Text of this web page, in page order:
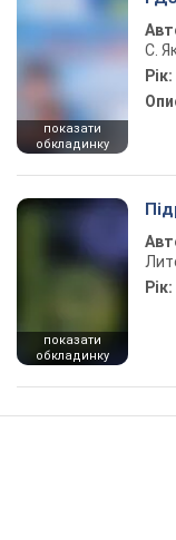
показати
обкладинку
С.
Рік:
показати
обкладинку
Рік: